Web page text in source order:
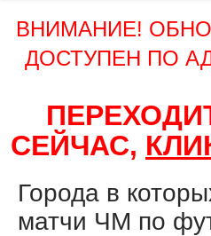
ВНИМАНИЕ!
ДОСТУПЕН ПО
СЕЙЧАС,
Города в
матчи ЧМ по